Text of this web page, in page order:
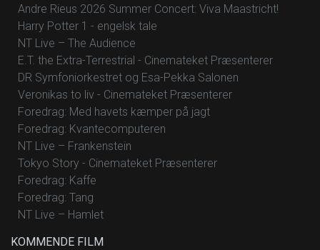
Andre Rieus 2026 Summer Concert: Viva Maastricht!
Harry Potter 1 - engelsk tale
NT Live – The Audience
E.T. the Extra-Terrestrial - Cinemateket Præsenterer
DR Symfoniorkestret og Esa-Pekka Salonen
Veronikas to liv - Cinemateket Præsenterer
Foredrag: Med havets kæmper på jagt
Foredrag: Kvantecomputeren
NT Live – Frankenstein
Tokyo Story - Cinemateket Præsenterer
Foredrag: Kaffe
Foredrag: Tang
NT Live – Hamlet
KOMMENDE FILM